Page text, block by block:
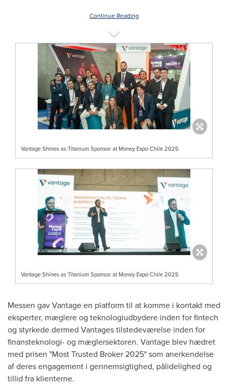
Continue Reading
Vantage Shines as Titanium Sponsor at Money Expo Chile 2025
Vantage Shines as Titanium Sponsor at Money Expo Chile 2025
Messen gav Vantage en platform til at komme i kontakt med
eksperter, mæglere og teknologiudbydere inden for fintech
og styrkede dermed Vantages tilstedeværelse inden for
finansteknologi- og mæglersektoren. Vantage blev hædret
med prisen "Most Trusted Broker 2025" som anerkendelse
af deres engagement i gennemsigtighed, pålidelighed og
tillid fra klienterne.